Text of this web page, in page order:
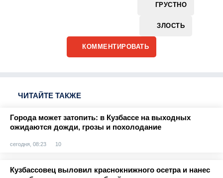
ГРУСТНО
ЗЛОСТЬ
КОММЕНТИРОВАТЬ
ЧИТАЙТЕ ТАКЖЕ
Города может затопить: в Кузбассе на выходных
ожидаются дожди, грозы и похолодание
сегодня, 08:23 10
Кузбассовец выловил краснокнижного осетра и нанес